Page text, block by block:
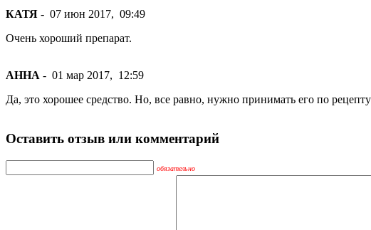
КАТЯ - 07 июн 2017, 09:49
Очень хороший препарат.
АННА - 01 мар 2017, 12:59
Да, это хорошее средство. Но, все равно, нужно принимать его по
Оставить отзыв или комментарий
обязательно